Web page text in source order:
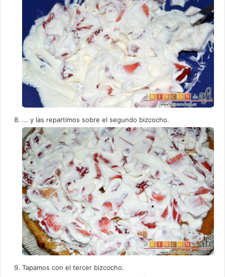
... y las repartimos sobre el segundo bizcocho.
Tapamos con el tercer bizcocho.